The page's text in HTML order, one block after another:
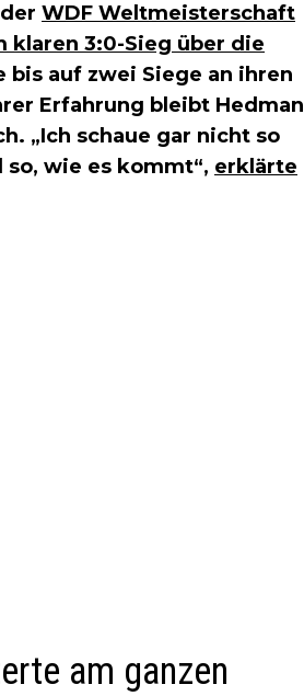
WDF Weltmeisterschaft
klaren 3:0-Sieg über die
auf zwei Siege an ihren
Erfahrung bleibt Hedman
„Ich schaue gar nicht so
wie es kommt“, erklärte
am ganzen